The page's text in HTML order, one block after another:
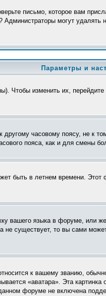
письмо, которое вам
могут
Параметры и
Чтобы изменить их, перейдите
часовому поясу, не к
пояса, как и для смены
быть в летнем времени.
вашего языка в форуме,
не существует, то вы сами
к вашему званию,
«аватара». Эта
форуме не включена